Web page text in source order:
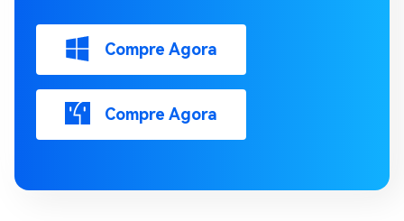
Compre Agora
Compre Agora